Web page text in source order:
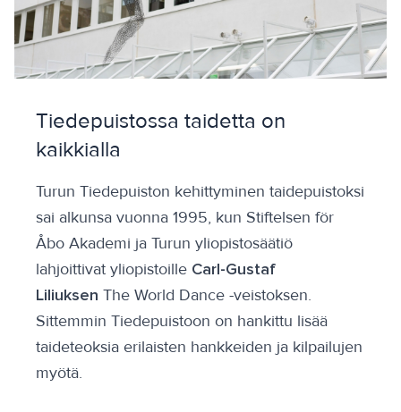
Tiedepuistossa taidetta on
kaikkialla
Turun Tiedepuiston kehittyminen taidepuistoksi
sai alkunsa vuonna 1995, kun Stiftelsen för
Åbo Akademi ja Turun yliopistosäätiö
lahjoittivat yliopistoille Carl-Gustaf
Liliuksen The World Dance -veistoksen.
Sittemmin Tiedepuistoon on hankittu lisää
taideteoksia erilaisten hankkeiden ja kilpailujen
myötä.